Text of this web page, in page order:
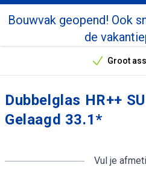
Bouwvak geopend! Ook
de
Groot
Dubbelglas HR++
Gelaagd 33.1*
Vul je